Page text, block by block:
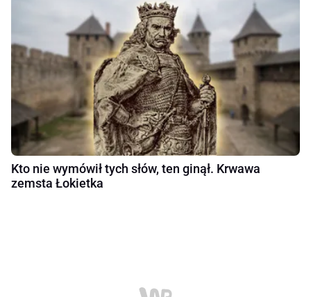
Kto nie wymówił tych słów, ten ginął. Krwawa
zemsta Łokietka